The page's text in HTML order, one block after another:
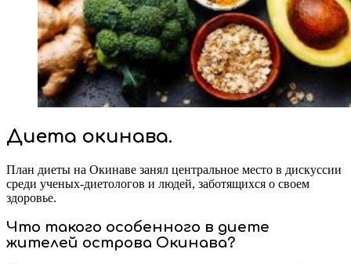
Диета окинава.
План диеты на Окинаве занял центральное место в дискуссии
среди ученых-диетологов и людей, заботящихся о своем
здоровье.
Что такого особенного в диете
жителей острова Окинава?